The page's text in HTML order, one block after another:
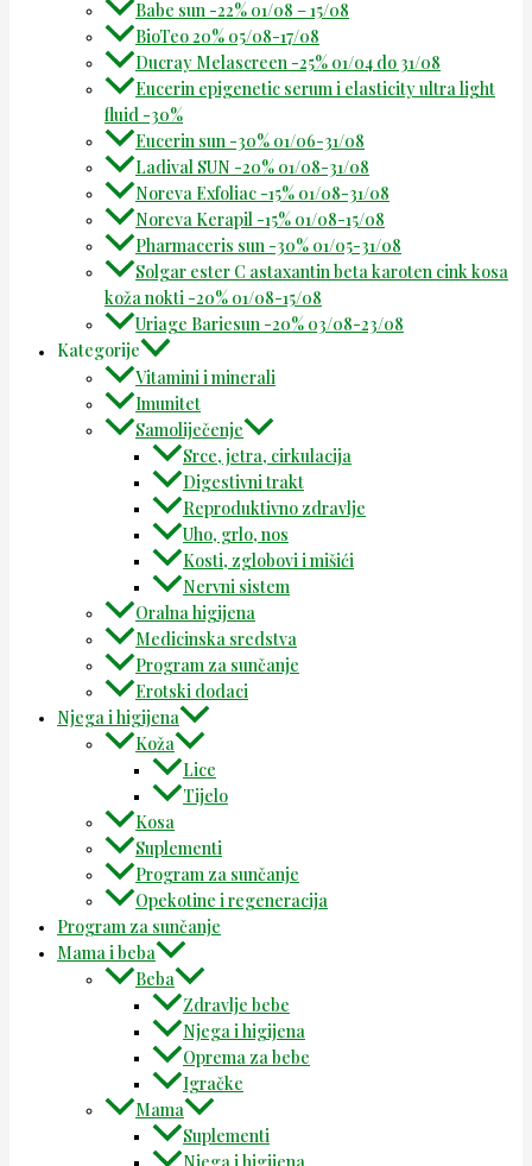
Babe sun -22% 01/08 – 15/08
BioTeo 20% 05/08-17/08
Ducray Melascreen -25% 01/04 do 31/08
Eucerin epigenetic serum i elasticity ultra light
fluid -30%
Eucerin sun -30% 01/06-31/08
Ladival SUN -20% 01/08-31/08
Noreva Exfoliac -15% 01/08-31/08
Noreva Kerapil -15% 01/08-15/08
Pharmaceris sun -30% 01/05-31/08
Solgar ester C astaxantin beta karoten cink kosa
koža nokti -20% 01/08-15/08
Uriage Bariesun -20% 03/08-23/08
Kategorije
Vitamini i minerali
Imunitet
Samoliječenje
Srce, jetra, cirkulacija
Digestivni trakt
Reproduktivno zdravlje
Uho, grlo, nos
Kosti, zglobovi i mišići
Nervni sistem
Oralna higijena
Medicinska sredstva
Program za sunčanje
Erotski dodaci
Njega i higijena
Koža
Lice
Tijelo
Kosa
Suplementi
Program za sunčanje
Opekotine i regeneracija
Program za sunčanje
Mama i beba
Beba
Zdravlje bebe
Njega i higijena
Oprema za bebe
Igračke
Mama
Suplementi